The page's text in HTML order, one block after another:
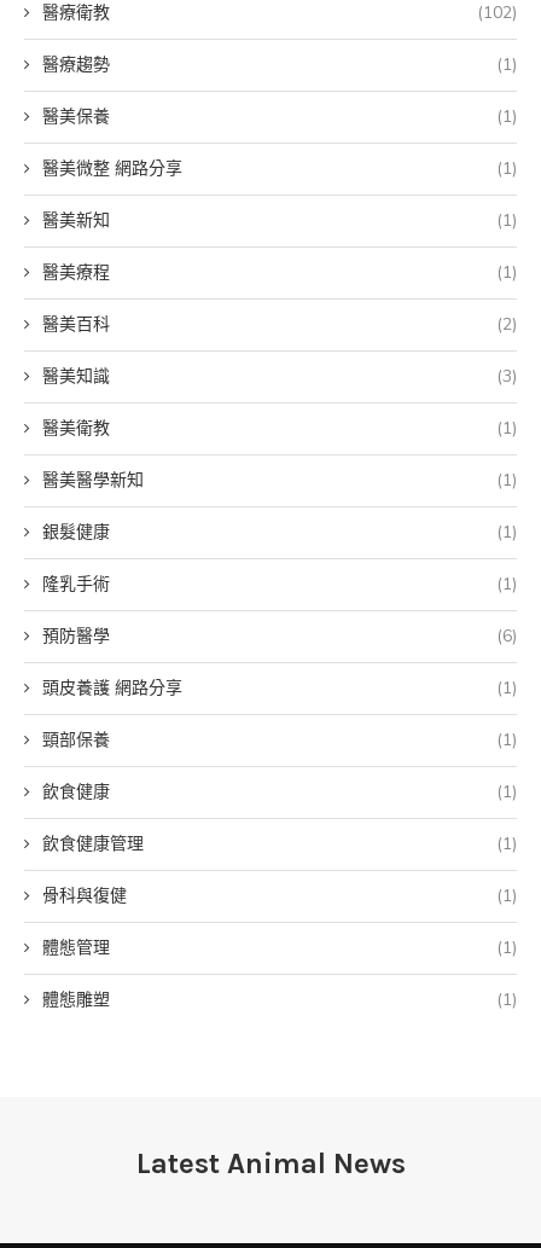
醫療衛教 (102)
醫療趨勢 (1)
醫美保養 (1)
醫美微整 網路分享 (1)
醫美新知 (1)
醫美療程 (1)
醫美百科 (2)
醫美知識 (3)
醫美衛教 (1)
醫美醫學新知 (1)
銀髮健康 (1)
隆乳手術 (1)
預防醫學 (6)
頭皮養護 網路分享 (1)
頸部保養 (1)
飲食健康 (1)
飲食健康管理 (1)
骨科與復健 (1)
體態管理 (1)
體態雕塑 (1)
Latest Animal News